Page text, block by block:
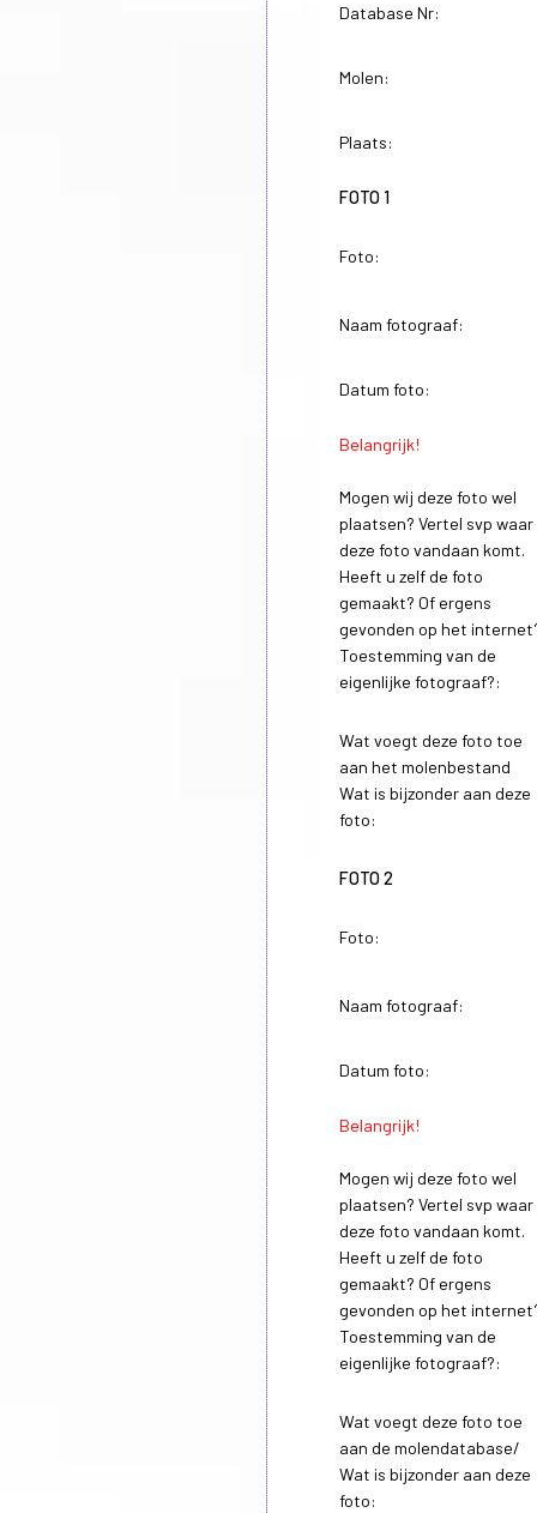
Database Nr:
Molen:
Plaats:
FOTO 1
Foto:
Naam fotograaf:
Datum foto:
Belangrijk!
Mogen wij deze foto wel
plaatsen? Vertel svp waar
deze foto vandaan komt.
Heeft u zelf de foto
gemaakt? Of ergens
gevonden op het
Toestemming van de
eigenlijke fotograaf?:
Wat voegt deze foto toe
aan het molenbestand
Wat is bijzonder aan deze
foto:
FOTO 2
Foto:
Naam fotograaf:
Datum foto:
Belangrijk!
Mogen wij deze foto wel
plaatsen? Vertel svp waar
deze foto vandaan komt.
Heeft u zelf de foto
gemaakt? Of ergens
gevonden op het
Toestemming van de
eigenlijke fotograaf?:
Wat voegt deze foto toe
aan de molendatabase/
Wat is bijzonder aan deze
foto: